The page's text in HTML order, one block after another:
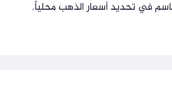
في تحديد أسعار الذهب محلياً.